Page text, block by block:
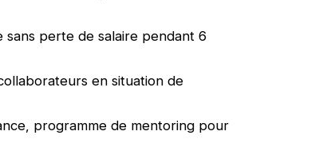
perte de salaire pendant 6
en situation de
programme de mentoring pour